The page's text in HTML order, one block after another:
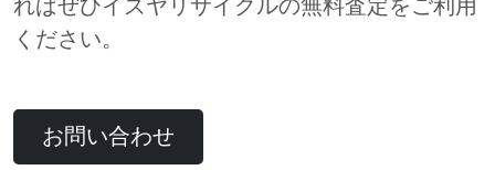
ればぜひイズヤリサイクルの無料査定をご利用
ください。
お問い合わせ